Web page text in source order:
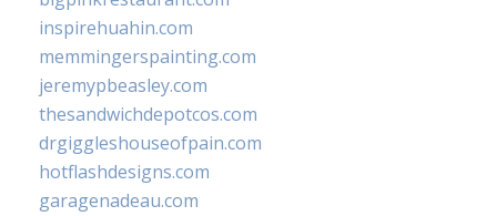
inspirehuahin.com
memmingerspainting.com
jeremypbeasley.com
thesandwichdepotcos.com
drgiggleshouseofpain.com
hotflashdesigns.com
garagenadeau.com